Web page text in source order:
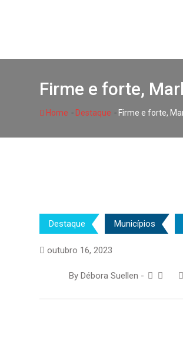
Firme e forte,
Home - Destaque - Firme e forte,
Destaque Municípios
outubro 16, 2023
By Débora Suellen -